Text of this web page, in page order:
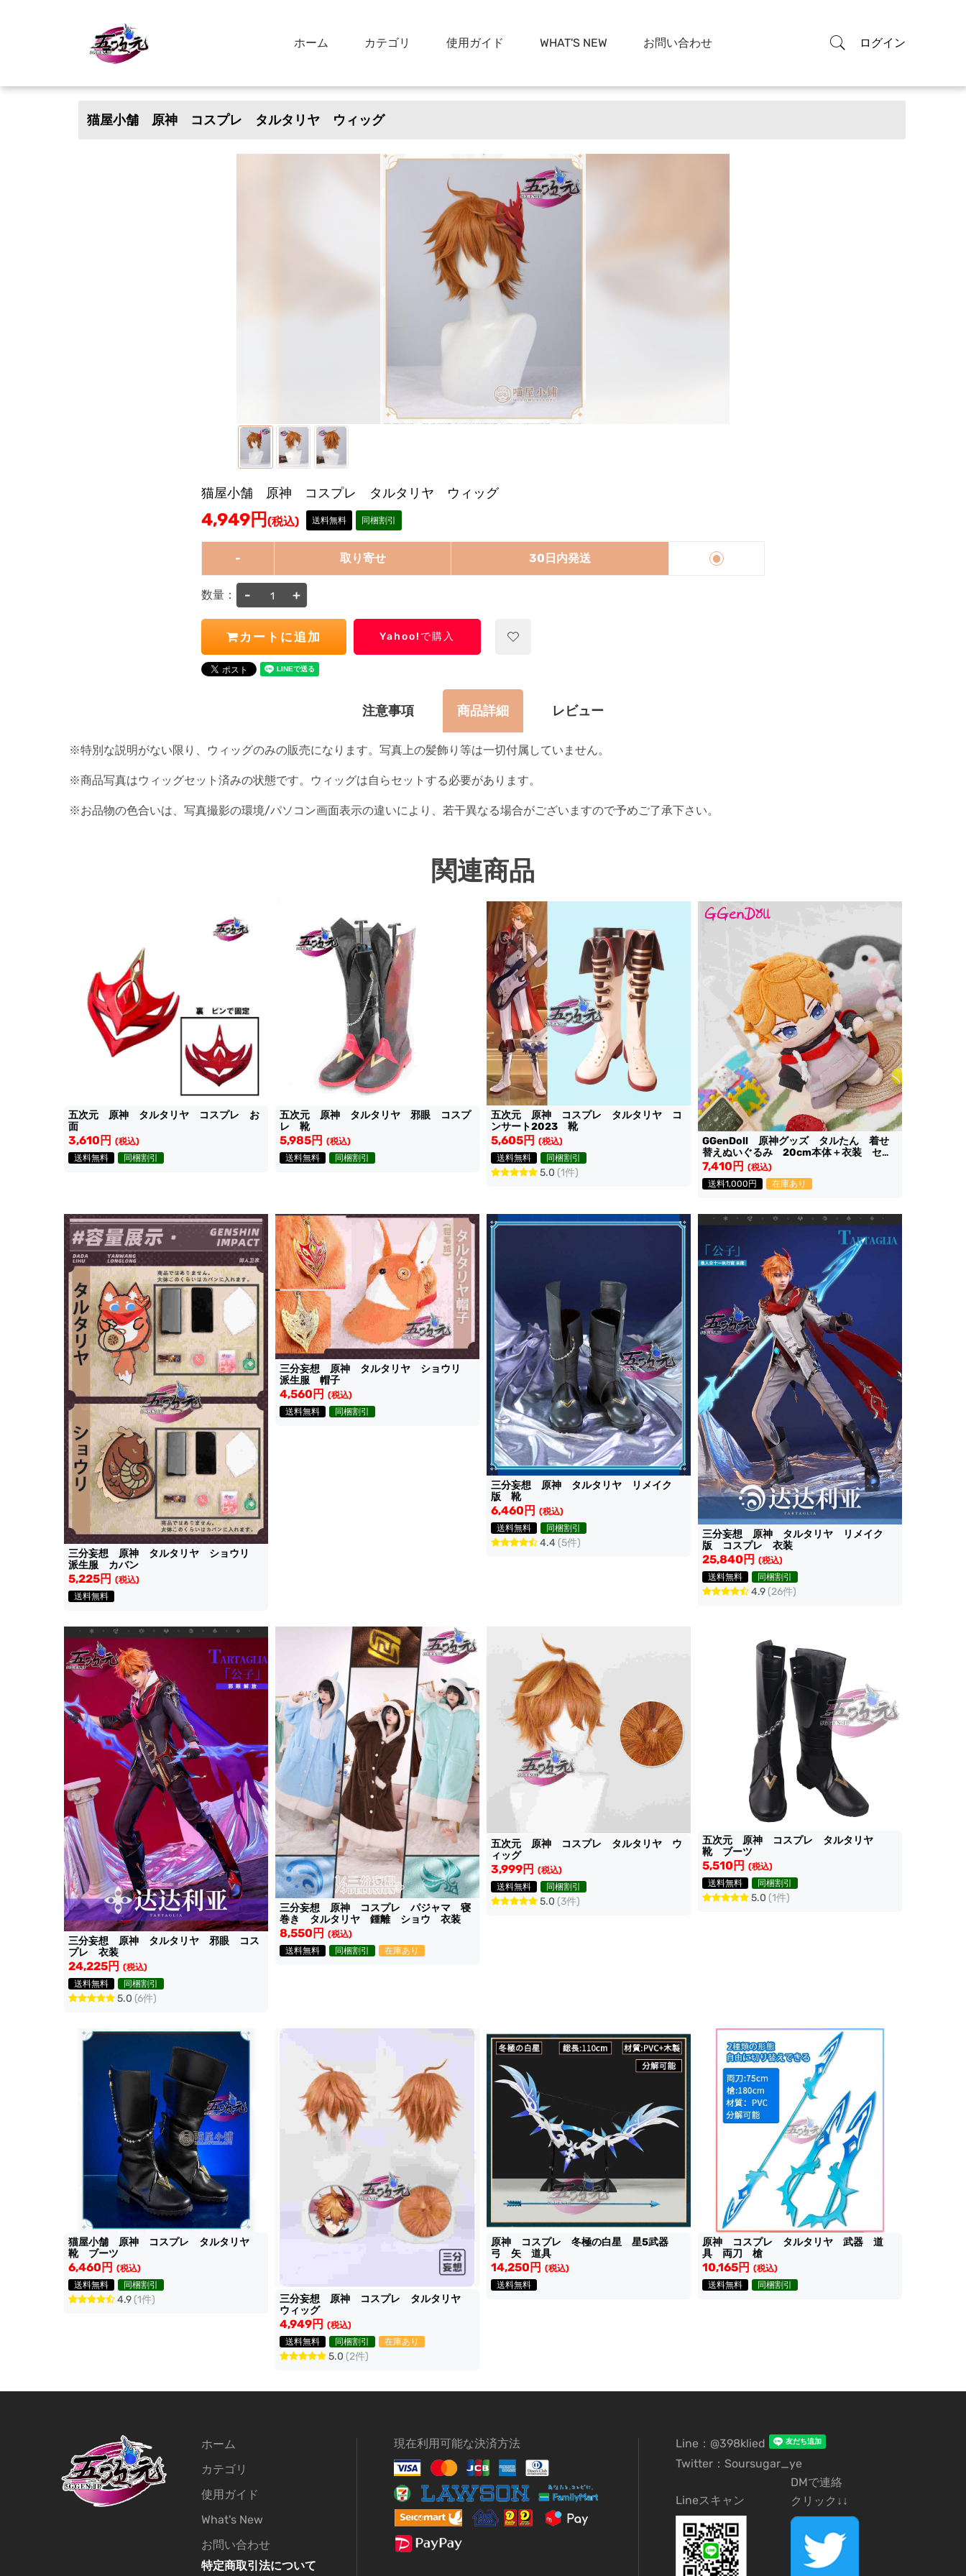
ホーム カテゴリ 使用ガイド WHAT'S NEW お問い合わせ ログイン
猫屋小舗 原神 コスプレ タルタリヤ ウィッグ
猫屋小舗 原神 コスプレ タルタリヤ ウィッグ
4,949円 (税込) 送料無料 同梱割引
- 取り寄せ 30日内発送
数量： - +
カートに追加 Yahoo!で購入
注意事項 商品詳細 レビュー
※特別な説明がない限り、ウィッグのみの販売になります。写真上の髪飾り等は一切付属していません。
※商品写真はウィッグセット済みの状態です。ウィッグは自らセットする必要があります。
※お品物の色合いは、写真撮影の環境/パソコン画面表示の違いにより、若干異なる場合がございますので予めご了承下さい。
関連商品
五次元 原神 タルタリヤ コスプレ お
面
3,610円 (税込)
送料無料
同梱割引
五次元 原神 タルタリヤ 邪眼 コスプ
レ 靴
5,985円 (税込)
送料無料
同梱割引
五次元 原神 コスプレ タルタリヤ コ
ンサート2023 靴
5,605円 (税込)
送料無料
同梱割引
5.0 (1件)
GGenDoll 原神グッズ タルたん 着せ
替えぬいぐるみ 20cm本体＋衣装 セッ
ト
7,410円 (税込)
送料1,000円
在庫あり
三分妄想 原神 タルタリヤ ショウリ
派生服 カバン
5,225円 (税込)
送料無料
三分妄想 原神 タルタリヤ ショウリ
派生服 帽子
4,560円 (税込)
送料無料
同梱割引
三分妄想 原神 タルタリヤ リメイク
版 靴
6,460円 (税込)
送料無料
同梱割引
4.4 (5件)
三分妄想 原神 タルタリヤ リメイク
版 コスプレ 衣装
25,840円 (税込)
送料無料
同梱割引
4.9 (26件)
三分妄想 原神 タルタリヤ 邪眼 コス
プレ 衣装
24,225円 (税込)
送料無料
同梱割引
5.0 (6件)
三分妄想 原神 コスプレ パジャマ 寝
巻き タルタリヤ 鍾離 ショウ 衣装
8,550円 (税込)
送料無料
同梱割引 在庫あり
五次元 原神 コスプレ タルタリヤ ウ
ィッグ
3,999円 (税込)
送料無料
同梱割引
5.0 (3件)
五次元 原神 コスプレ タルタリヤ
靴 ブーツ
5,510円 (税込)
送料無料
同梱割引
5.0 (1件)
猫屋小舗 原神 コスプレ タルタリヤ
靴 ブーツ
6,460円 (税込)
送料無料
同梱割引
4.9 (1件)
三分妄想 原神 コスプレ タルタリヤ
ウィッグ
4,949円 (税込)
送料無料
同梱割引 在庫あり
5.0 (2件)
原神 コスプレ 冬極の白星 星5武器
弓 矢 道具
14,250円 (税込)
送料無料
原神 コスプレ タルタリヤ 武器 道
具 両刀 槍
10,165円 (税込)
送料無料
同梱割引
ホーム
カテゴリ
使用ガイド
What's New
お問い合わせ
特定商取引法について
現在利用可能な決済方法
Line：@398klied
Twitter：Soursugar_ye
Lineスキャン
DMで連絡
クリック↓↓